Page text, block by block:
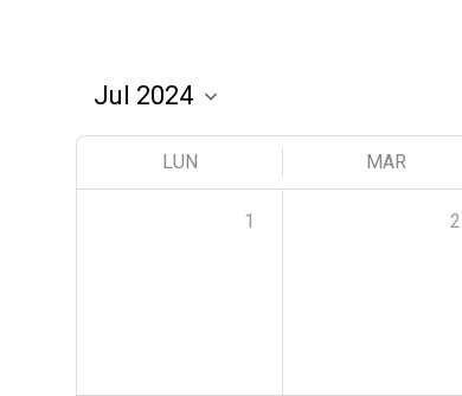
LUN MAR
1 2